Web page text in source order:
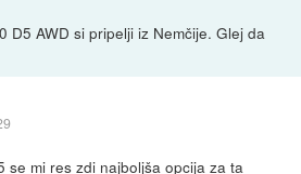
D5 AWD si pripelji iz Nemčije. Glej da
se mi res zdi najboljša opcija za ta